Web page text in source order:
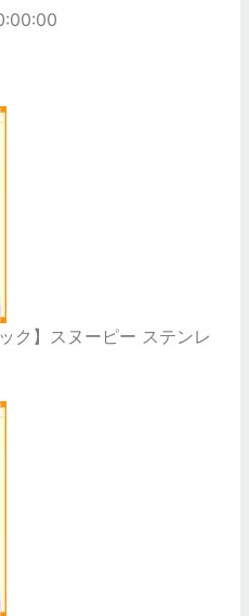
ク】スヌーピー ステンレ